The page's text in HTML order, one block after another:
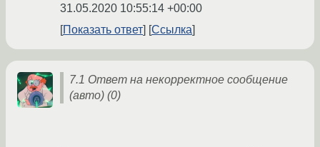
31.05.2020 10:55:14 +00:00
Показать ответ
Ссылка
7.1 Ответ на некорректное сообщение
(авто) (0)